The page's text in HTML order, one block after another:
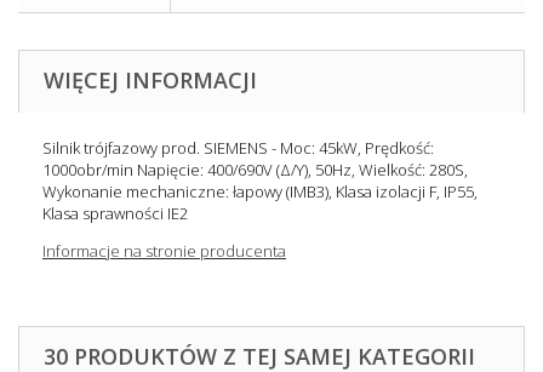
WIĘCEJ INFORMACJI
Silnik trójfazowy prod. SIEMENS - Moc: 45kW, Prędkość:
1000obr/min Napięcie: 400/690V (Δ/Y), 50Hz, Wielkość: 280S,
Wykonanie mechaniczne: łapowy (IMB3), Klasa izolacji F, IP55,
Klasa sprawności IE2
Informacje na stronie producenta
30 PRODUKTÓW Z TEJ SAMEJ KATEGORII